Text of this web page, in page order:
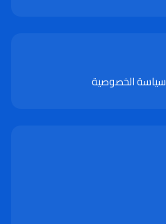
سياسة الخصوصية